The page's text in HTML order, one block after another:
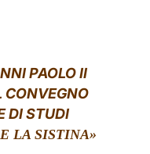
PAOLO II
CONVEGNO
DI STUDI
LA SISTINA»